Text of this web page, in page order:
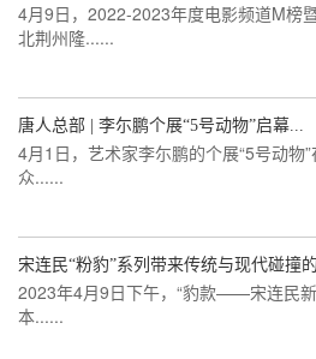
4月9日，2022-2023年度电影频道M榜
北荆州隆......
唐人总部 | 李尓鹏个展“5号动物”启幕...
4月1日，艺术家李尓鹏的个展“5号动物
众......
宋连民“粉豹”系列带来传统与现代碰撞
2023年4月9日下午，“豹款——宋连民新
本......